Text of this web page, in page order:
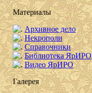
Материалы
Архивное дело
Некрополи
Справочники
Библиотека ЯрИРО
Видео ЯрИРО
Галерея